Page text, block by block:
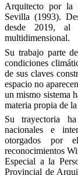
Arquitecto por la
Sevilla (1993).
desde 2019, al
multidimensional.
Su trabajo parte
condiciones
de sus claves
espacio no
un mismo sistema
materia propia de
Su trayectoria
nacionales e
otorgados por
reconocimientos
Especial a la
Provincial de